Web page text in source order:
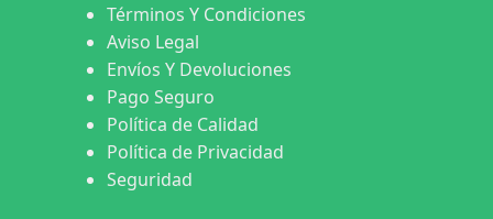
Términos Y Condiciones
Aviso Legal
Envíos Y Devoluciones
Pago Seguro
Política de Calidad
Política de Privacidad
Seguridad